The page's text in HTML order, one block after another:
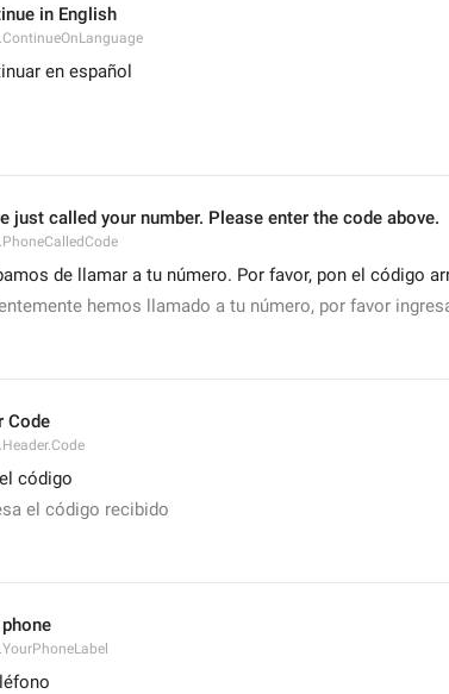
in English
en español
just called your number. Please enter the code above.
de llamar a tu número. Por favor, pon el código
hemos llamado a tu número, por favor
Code
código
el código recibido